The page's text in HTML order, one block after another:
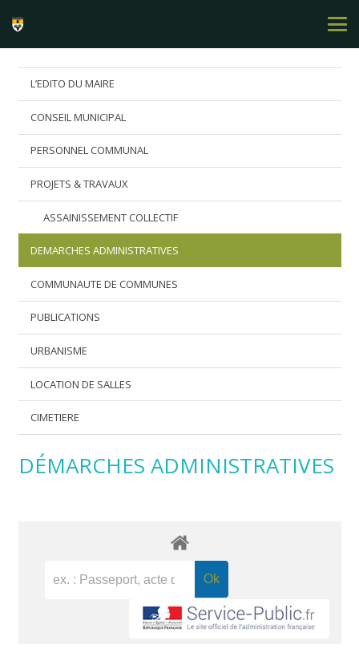
L’EDITO DU MAIRE
CONSEIL MUNICIPAL
PERSONNEL COMMUNAL
PROJETS & TRAVAUX
ASSAINISSEMENT COLLECTIF
DEMARCHES ADMINISTRATIVES
COMMUNAUTE DE COMMUNES
PUBLICATIONS
URBANISME
LOCATION DE SALLES
CIMETIERE
DÉMARCHES ADMINISTRATIVES